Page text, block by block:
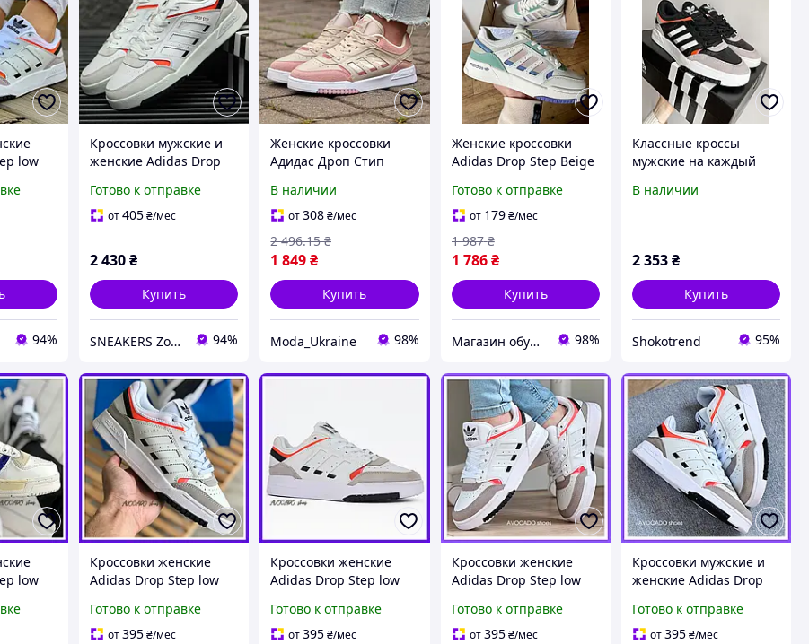
low
лов
94%
Кроссовки мужские и
женские Adidas Drop
кеды Адидас Дроп Степ
лов белые серые
Готово к отправке
от405₴/мес
2 430₴
Купить
SNEAKERS Zone 94%
Женские кроссовки
Адидас Дроп Стип
Beige Розовый
Бежевый 36
В наличии
от308₴/мес
1 849₴
2 496.15 ₴
Купить
Moda_Ukraine 98%
Женские кроссовки
Adidas Drop Step Beige
Обувь Адидас Дроп
Степ кожаные
демисезон
Готово к отправке
от 179 ₴/мес
1 786 ₴
1 987 ₴
Купить
Магазин обуви и трендовых товаров 98%
Классные кроссы
мужские на каждый
Модные мужские
В наличии
2 353₴
Купить
Shokotrend 95%
low
Кроссовки женские
Adidas Drop Step low
Адидас Дроп Степ лов
белые серые
Готово к отправке
от395₴/мес
Кроссовки женские
Adidas Drop Step low
Адидас Дроп Степ лов
белые серые
Готово к отправке
от395₴/мес
Кроссовки женские
Adidas Drop Step low
Адидас Дроп Степ лов
белые серые
Готово к отправке
от395 ₴/мес
Кроссовки мужские и
женские Adidas Drop
кеды Адидас Дроп Степ
лов белые серые
Готово к отправке
от395₴/мес